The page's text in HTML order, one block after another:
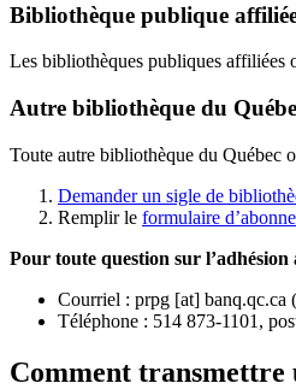
Bibliothèque publique
Les bibliothèques publiques affiliées
Autre bibliothèque du
Toute autre bibliothèque du Québec
Demander un sigle de
Remplir le formulaire
Pour toute question sur l’adhésion
Courriel : prpg [at] banq.qc.ca (
Téléphone : 514 873-1101,
Comment transmettre